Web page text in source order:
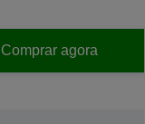
Comprar agora